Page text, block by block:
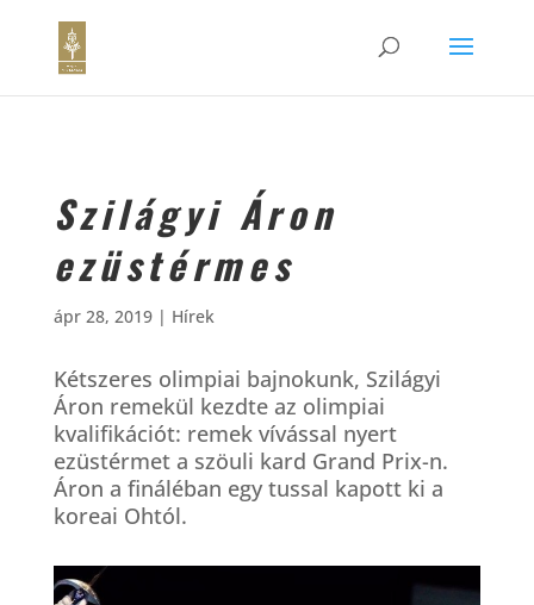
Szilágyi Áron
ezüstérmes
ápr 28, 2019| Hírek
Kétszeres olimpiai bajnokunk, Szilágyi
Áron remekül kezdte az olimpiai
kvalifikációt: remek vívással nyert
ezüstérmet a szöuli kard Grand Prix-n.
Áron a fináléban egy tussal kapott ki a
koreai Ohtól.